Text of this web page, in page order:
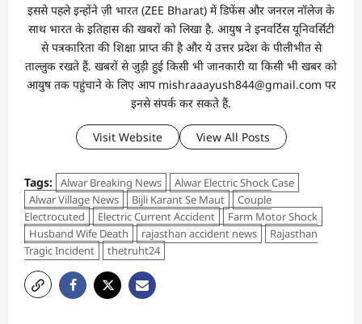
इससे पहले इन्होंने ज़ी भारत (ZEE Bharat) में डिफेंस और जनरल नॉलेज के
साथ भारत के इतिहास की खबरों को लिखा है. आयुष ने इनवर्टिस यूनिवर्सिटी
से पत्रकारिता की शिक्षा प्राप्त की है और ये उत्तर प्रदेश के पीलीभीत से
ताल्लुक रखते हैं. खबरों से जुड़ी हुई किसी भी जानकारी या किसी भी खबर को
आयुष तक पहुंचाने के लिए आप mishraaayush844@gmail.com पर
इनसे संपर्क कर सकते हैं.
Visit Website View All Posts
Tags: Alwar Breaking News
Alwar Electric Shock Case
Alwar Village News
Bijli Karant Se Maut
Couple
Electrocuted
Electric Current Accident
Farm Motor Shock
Husband Wife Death
rajasthan accident news
Rajasthan
Tragic Incident
thetruht24